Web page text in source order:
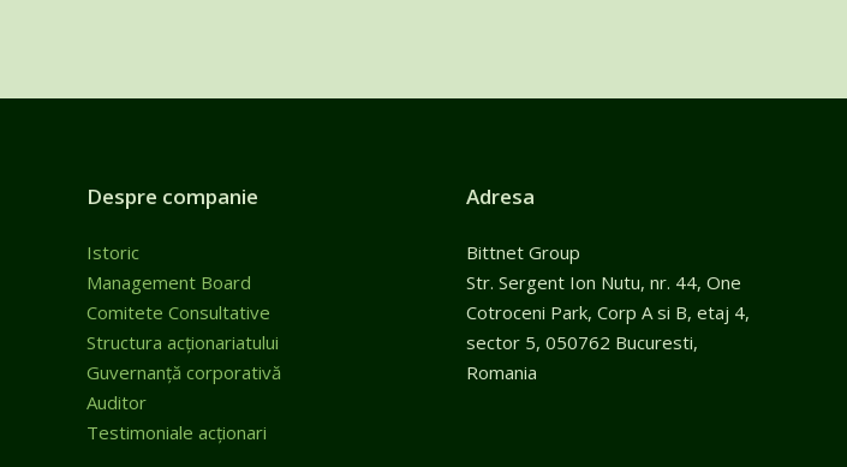
Despre companie
Istoric
Management Board
Comitete Consultative
Structura acționariatului
Guvernanță corporativă
Auditor
Testimoniale acționari
Adresa
Bittnet Group
Str. Sergent Ion Nutu, nr. 44, One
Cotroceni Park, Corp A si B, etaj 4,
sector 5, 050762 Bucuresti,
Romania